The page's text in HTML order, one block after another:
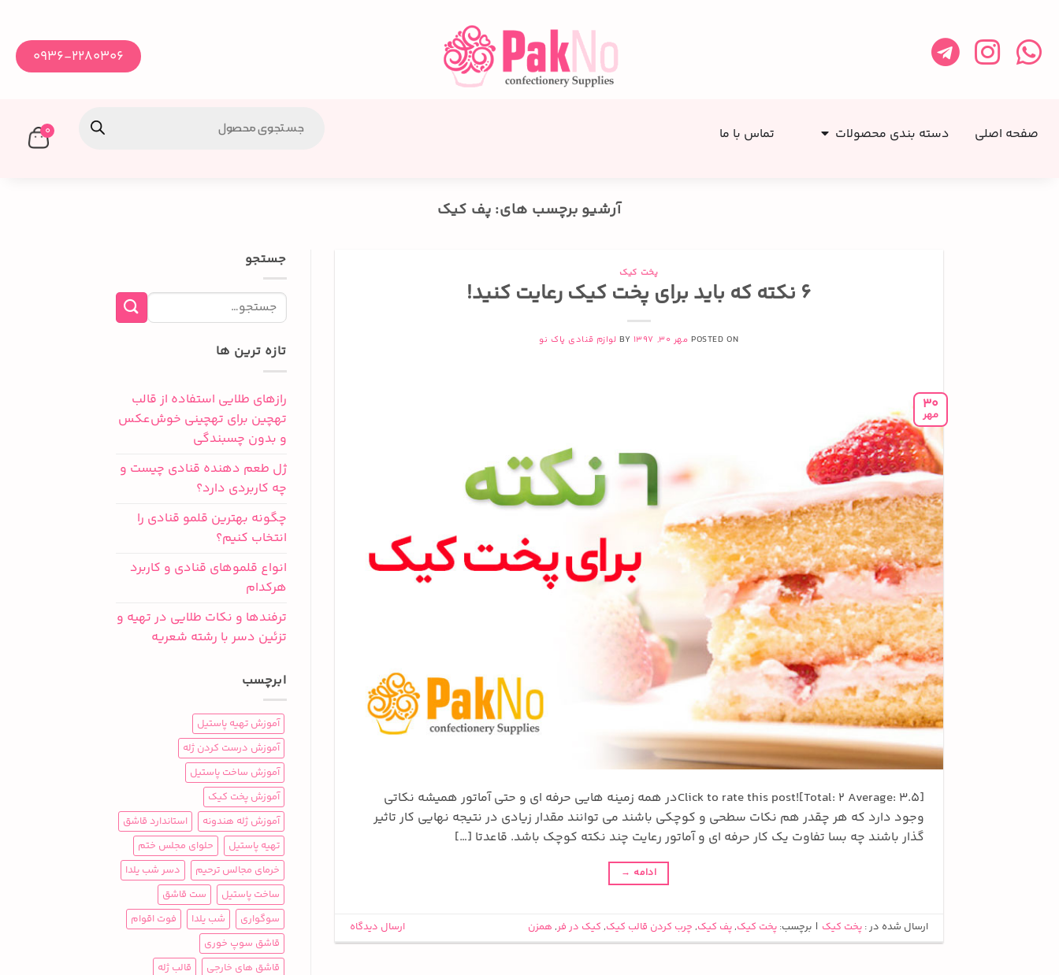
0936-2280306
صفحه اصلی دسته بندی محصولات تماس با ما 0
آرشیو برچسب های: پف کیک
پخت کیک
۶ نکته که باید برای پخت کیک رعایت کنید!
POSTED ON مهر 30, 1397 BY لوازم قنادی پاک نو
30
مهر
Click to rate this post![Total: 2 Average: 3.5]در همه زمینه هایی حرفه ای و حتی آماتور همیشه نکاتی
وجود دارد که هر چقدر هم نکات سطحی و کوچکی باشند می توانند مقدار زیادی در نتیجه نهایی کار تاثیر
گذار باشند چه بسا تفاوت یک کار حرفه ای و آماتور رعایت چند نکته کوچک باشد. قاعدتا […]
ادامه →
ارسال شده در :پخت کیک | برچسب:پخت کیک,پف کیک, چرب کردن قالب کیک, کیک در فر, همزن ارسال دیدگاه
جستجو
تازه ترین ها
رازهای طلایی استفاده از قالب
تهچین برای تهچینی خوش‌عکس
و بدون چسبندگی
ژل طعم دهنده قنادی چیست و
چه کاربردی دارد؟
چگونه بهترین قلمو قنادی را
انتخاب کنیم؟
انواع قلموهای قنادی و کاربرد
هرکدام
ترفندها و نکات طلایی در تهیه و
تزئین دسر با رشته شعریه
ابرچسب
آموزش تهیه پاستیل
آموزش درست کردن ژله
آموزش ساخت پاستیل
آموزش پخت کیک
آموزش ژله هندونه
استاندارد قاشق
تهیه پاستیل
حلوای مجلس ختم
خرمای مجالس ترحیم
دسر شب یلدا
ساخت پاستیل
ست قاشق
سوگواری
شب یلدا
فوت اقوام
قاشق سوپ خوری
قاشق های خارجی
قالب ژله